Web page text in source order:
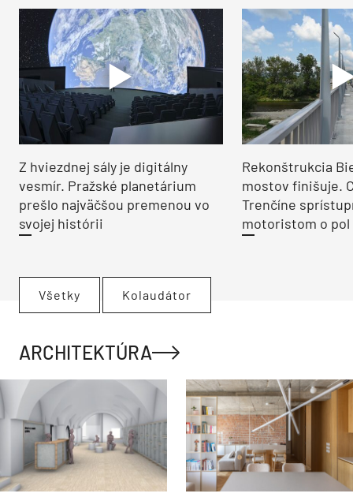
Z hviezdnej sály je digitálny
vesmír. Pražské planetárium
prešlo najväčšou premenou vo
svojej histórii
Rekonštrukcia
mostov finišuje.
Trenčíne
motoristom o pol
Všetky Kolaudátor
ARCHITEKTÚRA